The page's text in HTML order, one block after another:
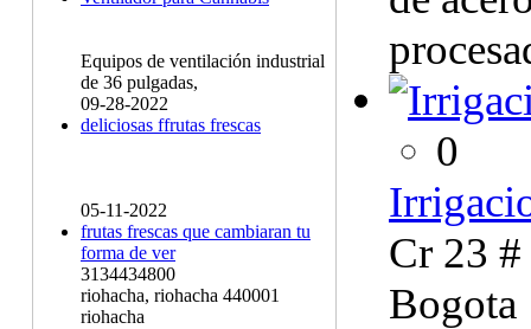
Equipos de ventilación industrial
de 36 pulgadas,
09-28-2022
deliciosas ffrutas frescas
05-11-2022
frutas frescas que cambiaran tu
forma de ver
3134434800
riohacha, riohacha 440001
riohacha
0
Cr 23
Bogota